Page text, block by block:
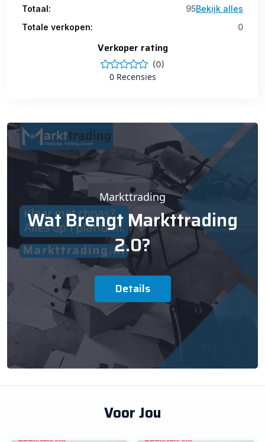
Totaal: 95Bekijk alles
Totale verkopen:
0
Verkoper rating
(0)
0 Recensies
Markttrading
Wat Brengt Markttrading
2.0?
Details
Voor Jou